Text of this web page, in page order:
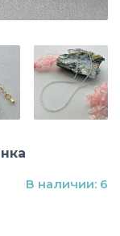
В наличии: 6